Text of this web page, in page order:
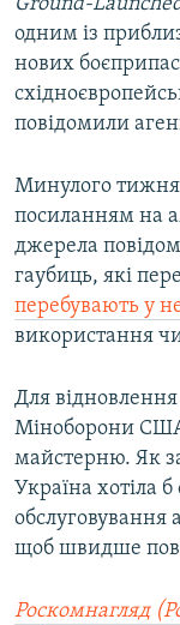
Ground-
одним із
нових
повідомили
Минулого
посиланням на
джерела
гаубиць, які
перебувають у
використання
Для
Міноборони
майстерню. Як
Україна хотіла
обслуговування
щоб швидше
Роскомнагляд